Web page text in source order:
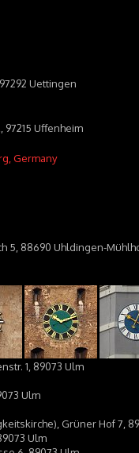
Uettingen
Uffenheim
Germany
5, 88690 Uhldingen-
1, 89073 Ulm
Ulm
Grüner Hof 7,
Ulm